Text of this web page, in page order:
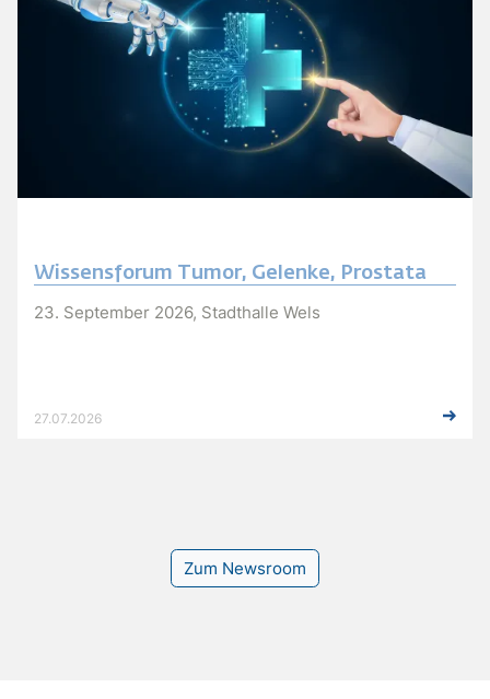
Wissensforum Tumor, Gelenke, Prostata
23. September 2026, Stadthalle Wels
27.07.2026
Zum Newsroom